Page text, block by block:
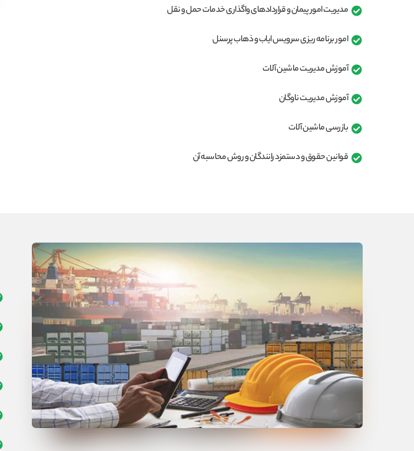
مدیریت امور پیمان و قراردادهای واگذاری خدمات حمل و نقل
امور برنامه ریزی سرویس ایاب و ذهاب پرسنل
آموزش مدیریت ماشین آلات
آموزش مدیریت ناوگان
بازرسی ماشین آلات
قوانین حقوق و دستمزد رانندگان و روش محاسبه آن